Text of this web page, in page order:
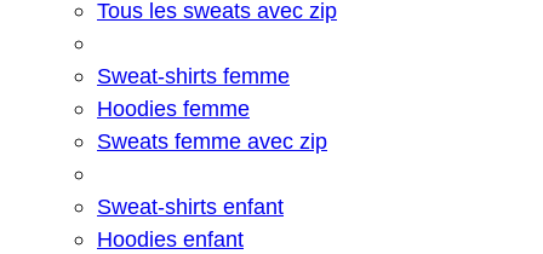
Tous les sweats avec zip
Sweat-shirts femme
Hoodies femme
Sweats femme avec zip
Sweat-shirts enfant
Hoodies enfant